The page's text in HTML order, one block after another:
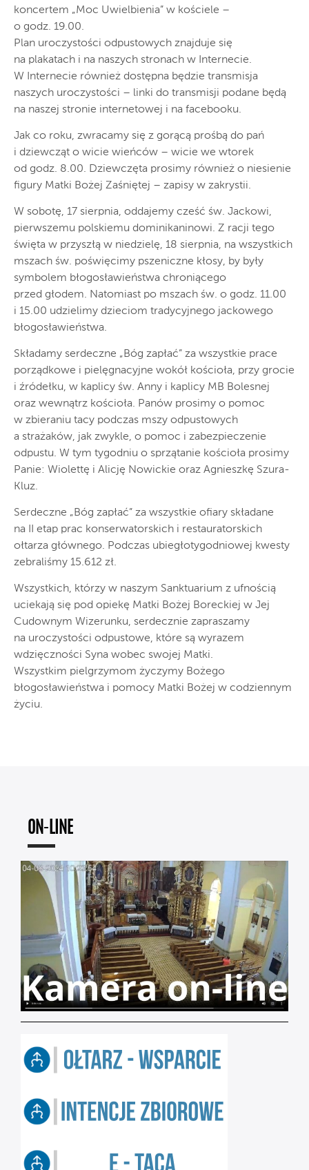
koncertem „Moc Uwielbienia” w kościele –
o godz. 19.00.
Plan uroczystości odpustowych znajduje się
na plakatach i na naszych stronach w Internecie.
W Internecie również dostępna będzie transmisja
naszych uroczystości – linki do transmisji podane będą
na naszej stronie internetowej i na facebooku.
Jak co roku, zwracamy się z gorącą prośbą do pań
i dziewcząt o wicie wieńców – wicie we wtorek
od godz. 8.00. Dziewczęta prosimy również o niesienie
figury Matki Bożej Zaśniętej – zapisy w zakrystii.
W sobotę, 17 sierpnia, oddajemy cześć św. Jackowi,
pierwszemu polskiemu dominikaninowi. Z racji tego
święta w przyszłą w niedzielę, 18 sierpnia, na wszystkich
mszach św. poświęcimy pszeniczne kłosy, by były
symbolem błogosławieństwa chroniącego
przed głodem. Natomiast po mszach św. o godz. 11.00
i 15.00 udzielimy dzieciom tradycyjnego jackowego
błogosławieństwa.
Składamy serdeczne „Bóg zapłać” za wszystkie prace
porządkowe i pielęgnacyjne wokół kościoła, przy grocie
i źródełku, w kaplicy św. Anny i kaplicy MB Bolesnej
oraz wewnątrz kościoła. Panów prosimy o pomoc
w zbieraniu tacy podczas mszy odpustowych
a strażaków, jak zwykle, o pomoc i zabezpieczenie
odpustu. W tym tygodniu o sprzątanie kościoła prosimy
Panie: Wiolettę i Alicję Nowickie oraz Agnieszkę Szura-
Kluz.
Serdeczne „Bóg zapłać” za wszystkie ofiary składane
na II etap prac konserwatorskich i restauratorskich
ołtarza głównego. Podczas ubiegłotygodniowej kwesty
zebraliśmy 15.612 zł.
Wszystkich, którzy w naszym Sanktuarium z ufnością
uciekają się pod opiekę Matki Bożej Boreckiej w Jej
Cudownym Wizerunku, serdecznie zapraszamy
na uroczystości odpustowe, które są wyrazem
wdzięczności Syna wobec swojej Matki.
Wszystkim pielgrzymom życzymy Bożego
błogosławieństwa i pomocy Matki Bożej w codziennym
życiu.
ON-LINE